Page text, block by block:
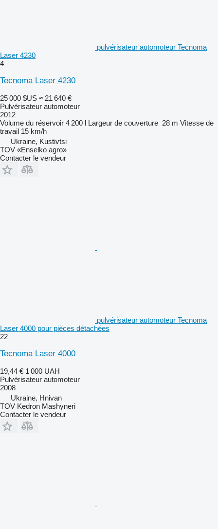
pulvérisateur automoteur Tecnoma
Laser 4230
4
Tecnoma Laser 4230
25 000 $US ≈ 21 640 €
Pulvérisateur automoteur
2012
Volume du réservoir 4 200 l Largeur de couverture 28 m Vitesse de
travail 15 km/h
Ukraine, Kustivtsi
TOV «Enselko agro»
Contacter le vendeur
pulvérisateur automoteur Tecnoma
Laser 4000 pour pièces détachées
22
Tecnoma Laser 4000
19,44 € 1 000 UAH
Pulvérisateur automoteur
2008
Ukraine, Hnivan
TOV Kedron Mashyneri
Contacter le vendeur